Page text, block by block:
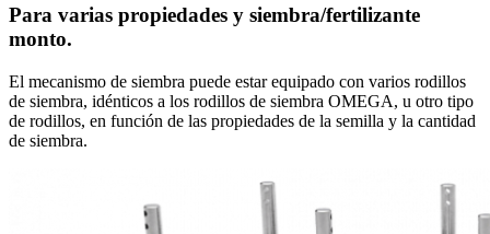
Para varias propiedades y siembra/fertilizante
monto.
El mecanismo de siembra puede estar equipado con varios rodillos
de siembra, idénticos a los rodillos de siembra OMEGA, u otro tipo
de rodillos, en función de las propiedades de la semilla y la cantidad
de siembra.